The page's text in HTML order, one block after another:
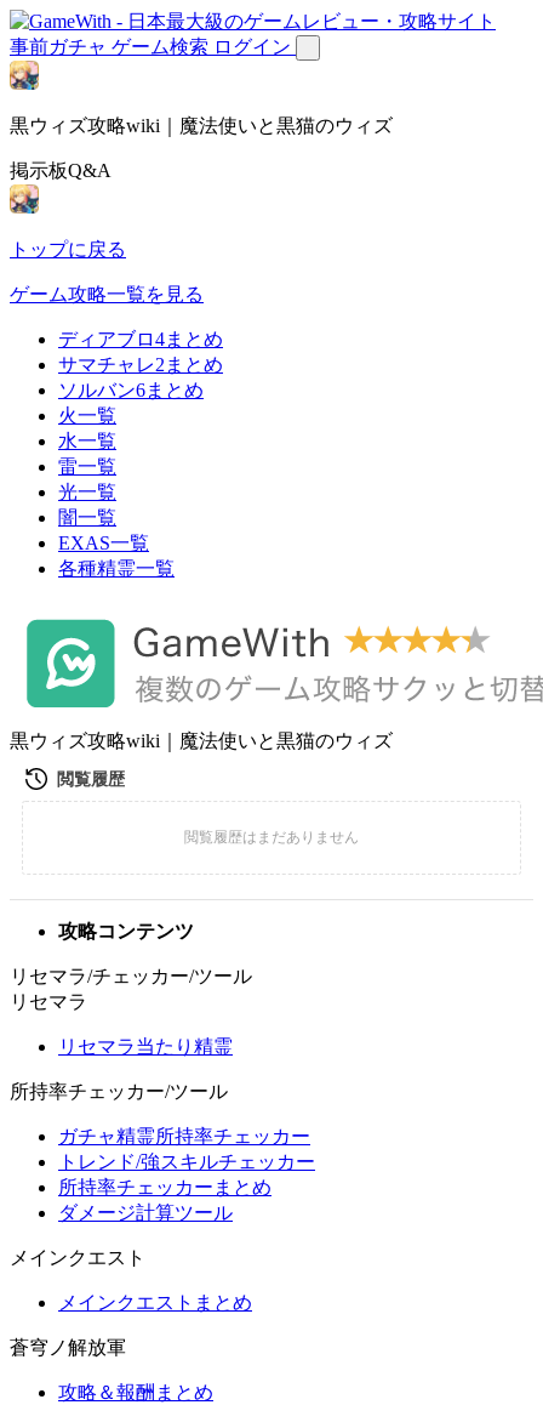
事前ガチャ ゲーム検索 ログイン
黒ウィズ攻略wiki｜魔法使いと黒猫のウィズ
掲示板Q&A
トップに戻る
ゲーム攻略一覧を見る
ディアブロ4まとめ
サマチャレ2まとめ
ソルバン6まとめ
火一覧
水一覧
雷一覧
光一覧
闇一覧
EXAS一覧
各種精霊一覧
黒ウィズ攻略wiki｜魔法使いと黒猫のウィズ
攻略コンテンツ
リセマラ/チェッカー/ツール
リセマラ
リセマラ当たり精霊
所持率チェッカー/ツール
ガチャ精霊所持率チェッカー
トレンド/強スキルチェッカー
所持率チェッカーまとめ
ダメージ計算ツール
メインクエスト
メインクエストまとめ
蒼穹ノ解放軍
攻略＆報酬まとめ